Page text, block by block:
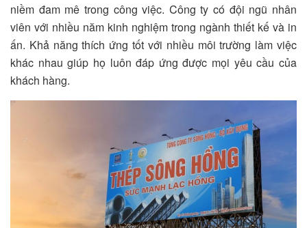
niềm đam mê trong công việc. Công ty có đội ngũ nhân
viên với nhiều năm kinh nghiệm trong ngành thiết kế và in
ấn. Khả năng thích ứng tốt với nhiều môi trường làm việc
khác nhau giúp họ luôn đáp ứng được mọi yêu cầu của
khách hàng.